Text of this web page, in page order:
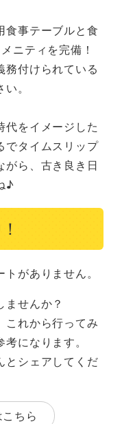
食事テーブルと食
ニティを完備！
務付けられている
。
代をイメージした
でタイムスリップ
がら、古き良き日
♪
がありません。
せんか？
これから行ってみ
になります。
とシェアしてくだ
ちら